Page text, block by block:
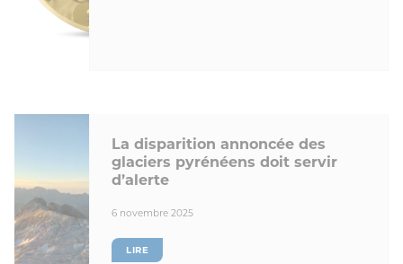
La disparition annoncée des
glaciers pyrénéens doit servir
d’alerte
6 novembre 2025
LIRE